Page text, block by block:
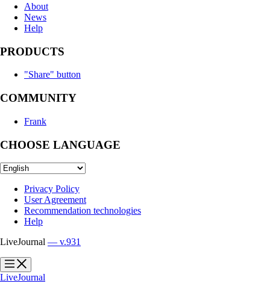
About
News
Help
PRODUCTS
"Share" button
COMMUNITY
Frank
CHOOSE LANGUAGE
Privacy Policy
User Agreement
Recommendation technologies
Help
LiveJournal — v.931
?
?
LiveJournal